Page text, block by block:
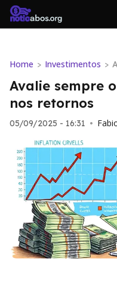
Home > Investimentos >
Avalie sempre
nos retornos
05/09/2025 - 16:31 •